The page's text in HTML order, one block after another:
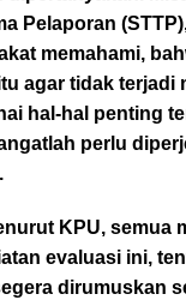
Pelaporan
memahami,
agar tidak terjadi
hal-hal penting
perlu
KPU, semua
evaluasi ini,
dirumuskan